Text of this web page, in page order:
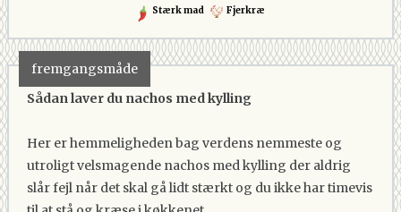
Stærk mad Fjerkræ
fremgangsmåde
Sådan laver du nachos med kylling
Her er hemmeligheden bag verdens nemmeste og
utroligt velsmagende nachos med kylling der aldrig
slår fejl når det skal gå lidt stærkt og du ikke har timevis